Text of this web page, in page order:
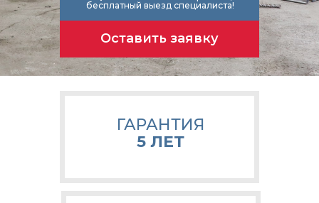
бесплатный выезд специалиста!
Оставить заявку
ГАРАНТИЯ
5 ЛЕТ